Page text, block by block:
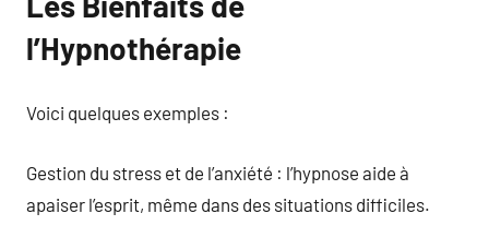
l’Hypnothérapie
Voici quelques exemples :
Gestion du stress et de l’anxiété : l’hypnose aide à
apaiser l’esprit, même dans des situations difficiles.